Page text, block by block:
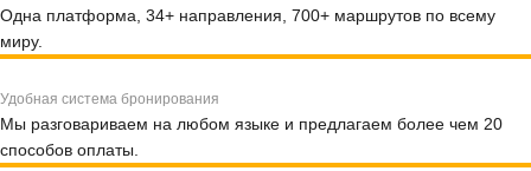
Одна платформа, 34+ направления, 700+ маршрутов по всему
миру.
Удобная система бронирования
Мы разговариваем на любом языке и предлагаем более чем 20
способов оплаты.